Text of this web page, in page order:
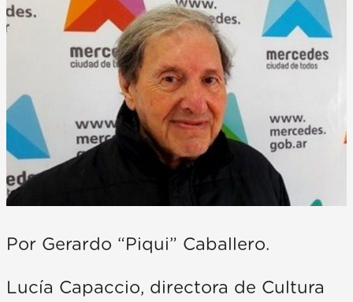
Por Gerardo “Piqui” Caballero.
Lucía Capaccio, directora de Cultura